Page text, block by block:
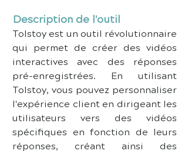
Description de l'outil
Tolstoy est un outil révolutionnaire
qui permet de créer des vidéos
interactives avec des réponses
pré-enregistrées. En utilisant
Tolstoy, vous pouvez personnaliser
l'expérience client en dirigeant les
utilisateurs vers des vidéos
spécifiques en fonction de leurs
réponses, créant ainsi des